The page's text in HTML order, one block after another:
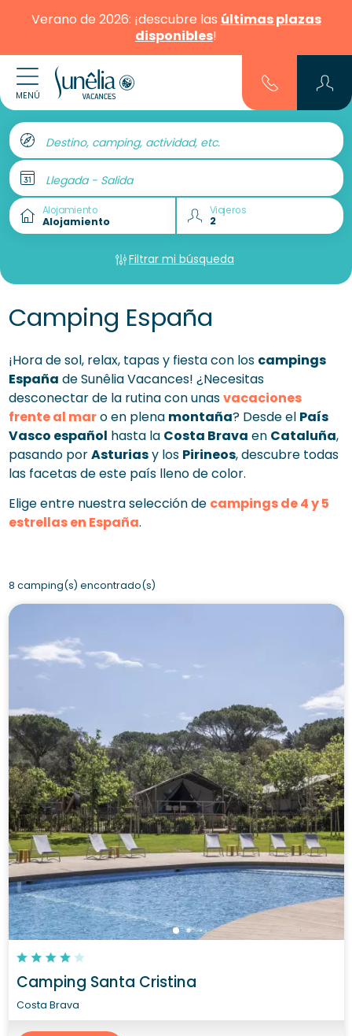
Verano de 2026: ¡descubre las últimas plazas
disponibles!
MENÚ
Destino, camping, actividad, etc.
Llegada - Salida
Alojamiento Viajeros
Filtrar mi búsqueda
Camping España
¡Hora de sol, relax, tapas y fiesta con los campings
España de Sunêlia Vacances! ¿Necesitas
desconectar de la rutina con unasvacaciones
frente al maro en plena montaña? Desde el País
Vasco español hasta la Costa Brava en Cataluña,
pasando porAsturiasy los Pirineos, descubre todas
las facetas de este país lleno de color.
Elige entre nuestra selección de campings de 4 y 5
estrellas en España.
8 camping(s) encontrado(s)
Camping Santa Cristina
Costa Brava